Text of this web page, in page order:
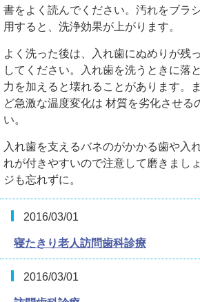
書をよく読んでください。汚れをブラ
用すると、洗浄効果が上がります。
よく洗った後は、入れ歯にぬめりが残
してください。入れ歯を洗うときに落
力を加えると壊れることがあります。
ど急激な温度変化は 材質を劣化させる
い。
入れ歯を支えるバネのがかかる歯や入
れが付きやすいので注意して磨きまし
ジも忘れずに。
2016/03/01
寝たきり老人訪問歯科診療
2016/03/01